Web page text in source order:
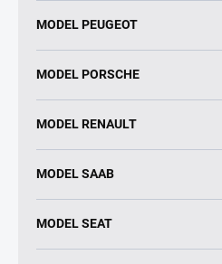
MODEL PEUGEOT
MODEL PORSCHE
MODEL RENAULT
MODEL SAAB
MODEL SEAT